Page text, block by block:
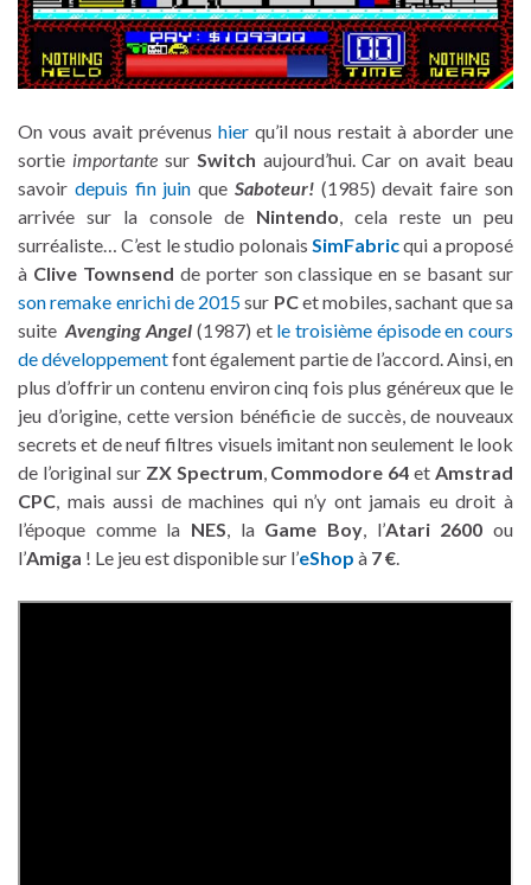
On vous avait prévenus hier qu’il nous restait à aborder une
sortie importantesur Switch aujourd’hui. Car on avait beau
savoir depuis fin juin que Saboteur!(1985) devait faire son
arrivée sur la console de Nintendo, cela reste un peu
surréaliste… C’est le studio polonais SimFabricqui a proposé
à Clive Townsend de porter son classique en se basant sur
son remake enrichi de 2015sur PCet mobiles, sachant que sa
suiteAvenging Angel (1987) et le troisième épisode en cours
de développementfont également partie de l’accord. Ainsi, en
plus d’offrir un contenu environ cinq fois plus généreux que le
jeu d’origine, cette version bénéficie de succès, de nouveaux
secrets et de neuf filtres visuels imitant non seulement le look
de l’original sur ZX Spectrum, Commodore 64 et Amstrad
CPC, mais aussi de machines qui n’y ont jamais eu droit à
l’époque comme la NES, la Game Boy, l’Atari 2600 ou
l’Amiga ! Le jeu est disponible sur l’eShop à 7 €.